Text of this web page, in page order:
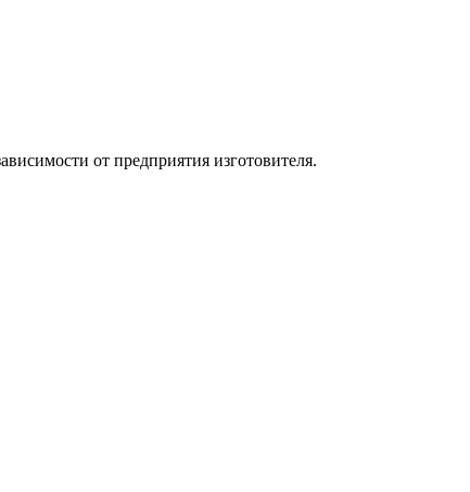
от предприятия изготовителя.